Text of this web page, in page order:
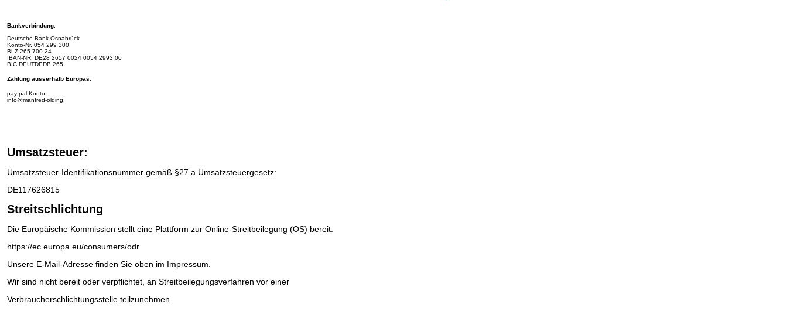
Bankverbindung:
Deutsche Bank Osnabrück
Konto-Nr. 054 299 300
BLZ 265 700 24
IBAN-NR. DE28 2657 0024 0054 2993 00
BIC DEUTDEDB 265
Zahlung ausserhalb Europas:
pay pal Konto
info@manfred-olding.
Umsatzsteuer:
Umsatzsteuer-Identifikationsnummer gemäß §27 a Umsatzsteuergesetz:
DE117626815
Streitschlichtung
Die Europäische Kommission stellt eine Plattform zur Online-Streitbeilegung (OS) bereit:
https://ec.europa.eu/consumers/odr.
Unsere E-Mail-Adresse finden Sie oben im Impressum.
Wir sind nicht bereit oder verpflichtet, an Streitbeilegungsverfahren vor einer
Verbraucherschlichtungsstelle teilzunehmen.